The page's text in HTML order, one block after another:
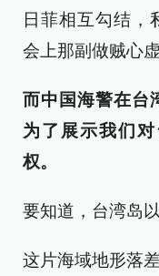
日菲相互勾结，
会上那副做贼心
而中国海警在台
为了展示我们
权。
要知道，台湾岛
这片海域地形落